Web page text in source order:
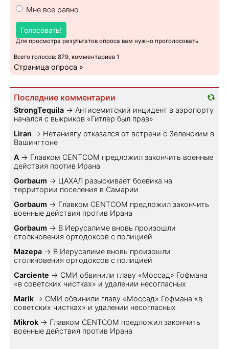
Мне все равно
Голосовать!
Для просмотра результатов опроса вам нужно проголосовать
Всего голосов: 879, комментариев 1
Страница опроса »
Последние комментарии
StrongTequila → Антисемитский инцидент в аэропорту
начался с выкриков «Гитлер был прав»
Liran → Нетаниягу отказался от встречи с Зеленским в
Вашингтоне
A → Главком CENTCOM предложил закончить военные
действия против Ирана
Gorbaum → ЦАХАЛ разыскивает боевика на
территории поселения в Самарии
Gorbaum → Главком CENTCOM предложил закончить
военные действия против Ирана
Gorbaum → В Иерусалиме вновь произошли
столкновения ортодоксов с полицией
Mazepa → В Иерусалиме вновь произошли
столкновения ортодоксов с полицией
Carciente → СМИ обвинили главу «Моссад» Гофмана
«в советских чистках» и удалении несогласных
Marik → СМИ обвинили главу «Моссад» Гофмана «в
советских чистках» и удалении несогласных
Mikrok → Главком CENTCOM предложил закончить
военные действия против Ирана